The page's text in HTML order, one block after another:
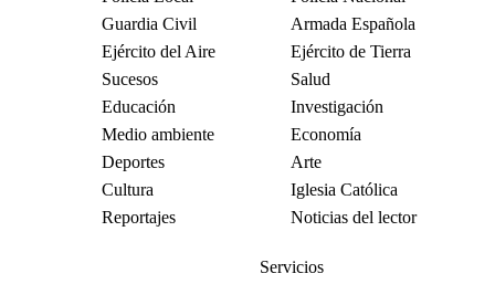
Guardia Civil
Armada Española
Ejército del Aire
Ejército de Tierra
Sucesos
Salud
Educación
Investigación
Medio ambiente
Economía
Deportes
Arte
Cultura
Iglesia Católica
Reportajes
Noticias del lector
Servicios